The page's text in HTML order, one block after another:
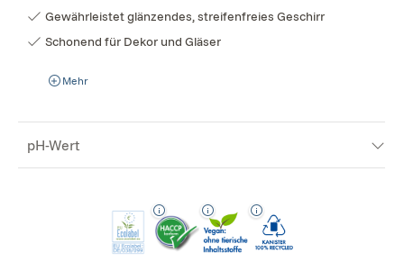
Gewährleistet glänzendes, streifenfreies Geschirr
Schonend für Dekor und Gläser
Mehr
pH-Wert